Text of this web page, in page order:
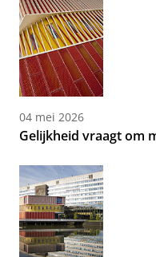
04 mei 2026
Gelijkheid vraagt om